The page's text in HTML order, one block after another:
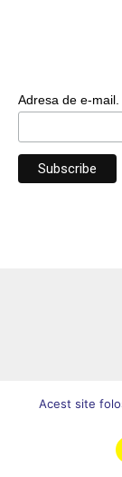
Adresa de e-mail.
Acest site